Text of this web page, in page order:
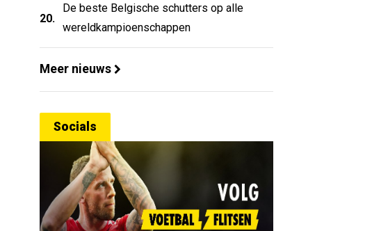
20.
De beste Belgische schutters op alle
wereldkampioenschappen
Meer nieuws
Socials